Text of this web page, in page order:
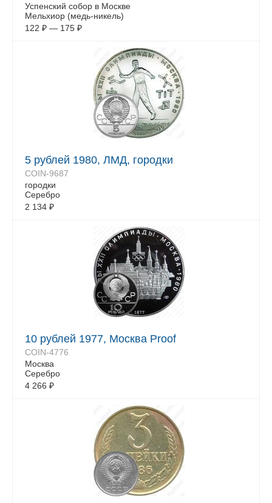
Успенский собор в Москве
Мельхиор (медь-никель)
122 ₽ — 175 ₽
5 рублей 1980, ЛМД, городки
COIN-9687
городки
Серебро
2 134 ₽
10 рублей 1977, Москва Proof
COIN-4776
Москва
Серебро
4 266 ₽